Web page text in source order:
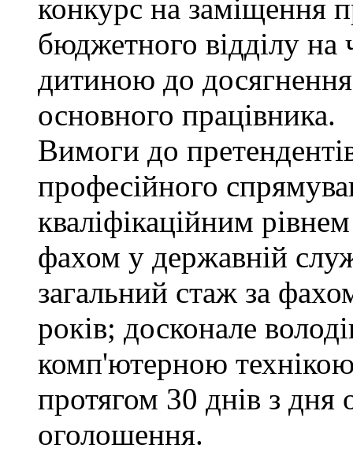
конкурс на заміщення
бюджетного відділу на
дитиною до
основного працівника.
Вимоги до
професійного
кваліфікаційним
фахом у державній
загальний стаж за
років; досконале
комп'ютерною
протягом 30 днів з дня
оголошення.